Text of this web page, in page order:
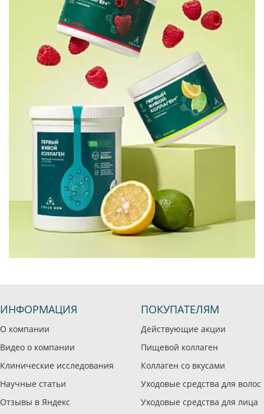
ИНФОРМАЦИЯ
О компании
Видео о компании
Клинические исследования
Научные статьи
Отзывы в Яндекс
ПОКУПАТЕЛЯМ
Действующие акции
Пищевой коллаген
Коллаген со вкусами
Уходовые средства для волос
Уходовые средства для лица